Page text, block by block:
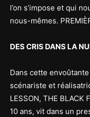
l’on s’impose et qui
nous-mêmes.
DES CRIS DANS LA
Dans cette
scénariste et
LESSON, THE BLACK
10 ans, vit dans un